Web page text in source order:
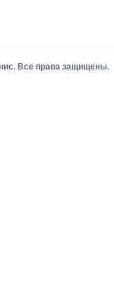
Все права защищены.